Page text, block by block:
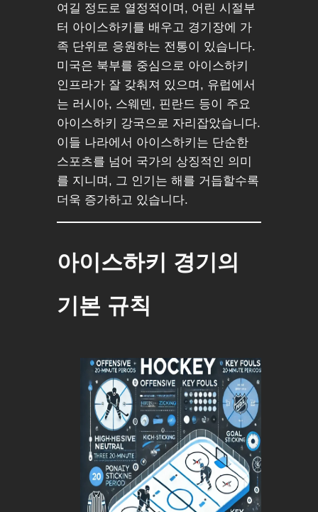
여길 정도로 열정적이며, 어린 시절부
터 아이스하키를 배우고 경기장에 가
족 단위로 응원하는 전통이 있습니다.
미국은 북부를 중심으로 아이스하키
인프라가 잘 갖춰져 있으며, 유럽에서
는 러시아, 스웨덴, 핀란드 등이 주요
아이스하키 강국으로 자리잡았습니다.
이들 나라에서 아이스하키는 단순한
스포츠를 넘어 국가의 상징적인 의미
를 지니며, 그 인기는 해를 거듭할수록
더욱 증가하고 있습니다.
아이스하키 경기의
기본 규칙